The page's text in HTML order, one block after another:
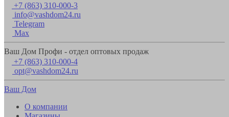
+7 (863) 310-000-3
info@vashdom24.ru
Telegram
Max
Ваш Дом Профи - отдел оптовых продаж
+7 (863) 310-000-4
opt@vashdom24.ru
Ваш Дом
О компании